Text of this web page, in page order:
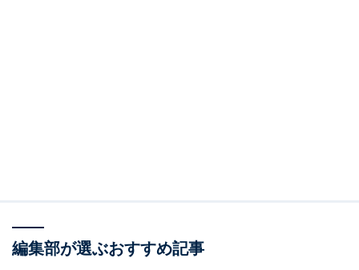
編集部が選ぶおすすめ記事